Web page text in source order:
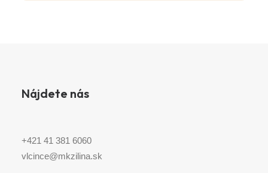
Nájdete nás
+421 41 381 6060
vlcince@mkzilina.sk